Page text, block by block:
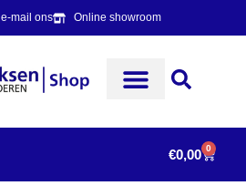
e-mail ons Online showroom
€0,00 0